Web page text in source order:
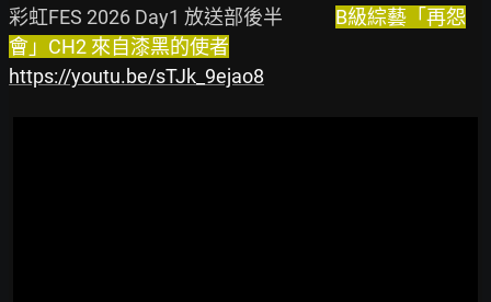
彩虹FES 2026 Day1 放送部後半 B級綜藝「再怨
會」CH2 來自漆黑的使者
https://youtu.be/sTJk_9ejao8